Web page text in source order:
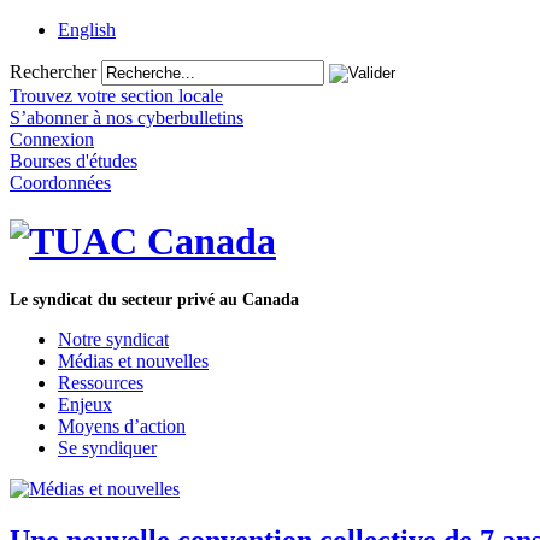
English
Rechercher
Trouvez votre section locale
S’abonner à nos cyberbulletins
Connexion
Bourses d'études
Coordonnées
Le syndicat du secteur privé au Canada
Notre syndicat
Médias et nouvelles
Ressources
Enjeux
Moyens d’action
Se syndiquer